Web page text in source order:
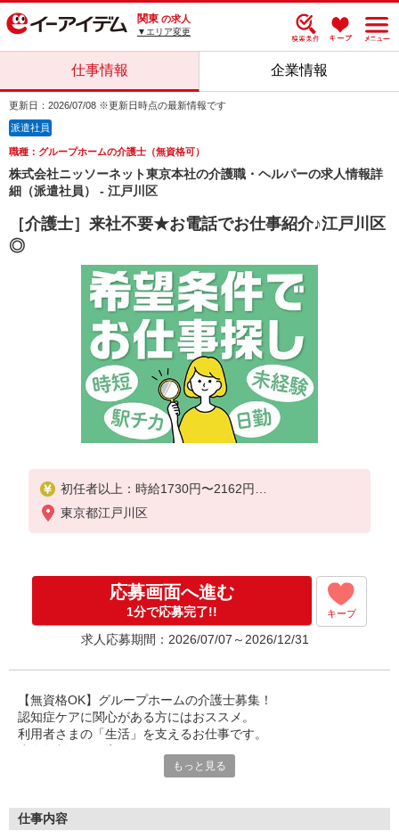
関東 の求人
▼エリア変更
仕事情報 企業情報
更新日：2026/07/08 ※更新日時点の最新情報です
派遣社員
職種：グループホームの介護士（無資格可）
株式会社ニッソーネット東京本社の介護職・ヘルパーの求人情報詳
細（派遣社員） - 江戸川区
［介護士］来社不要★お電話でお仕事紹介♪江戸川区
◎
初任者以上：時給1730円〜2162円
無資格の方：時給1530円〜1912円
東京都江戸川区
応募画面へ進む
1分で応募完了!! キープ
求人応募期間：2026/07/07～2026/12/31
【無資格OK】グループホームの介護士募集！
認知症ケアに関心がある方にはおススメ。
利用者さまの「生活」を支えるお仕事です。
利用者さまの生活全般のサポート。
もっと見る
仕事内容